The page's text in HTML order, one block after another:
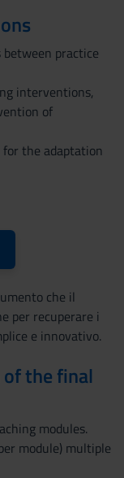
practice
interventions,
of
the adaptation
che il
per recuperare i
e innovativo.
the final
modules.
module) multiple